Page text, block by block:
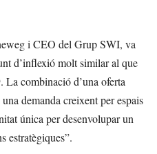
i CEO del Grup SWI, va
d’inflexió molt similar al que
combinació d’una oferta
demanda creixent per espais
única per desenvolupar un
estratègiques”.